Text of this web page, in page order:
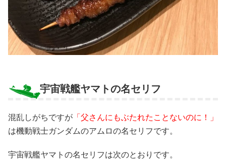
宇宙戦艦ヤマトの名セリフ
混乱しがちですが 「父さんにもぶたれたことないのに！」
は機動戦士ガンダムのアムロの名セリフです。
宇宙戦艦ヤマトの名セリフは次のとおりです。